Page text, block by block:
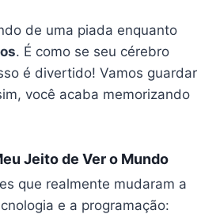
de uma piada enquanto
. É como se seu cérebro
é divertido! Vamos guardar
você acaba memorizando
Jeito de Ver o Mundo
que realmente mudaram a
e a programação: